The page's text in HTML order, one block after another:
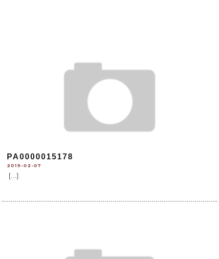
PA0000015178
2019-02-07
[...]